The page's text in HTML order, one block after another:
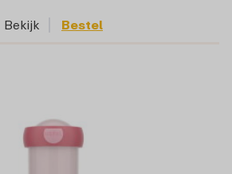
Bekijk Bestel